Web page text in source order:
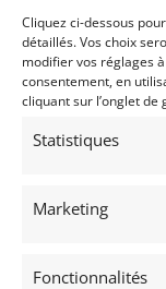
Cliquez ci-dessous
détaillés. Vos choix
modifier vos réglages
consentement, en
cliquant sur l’onglet de
Statistiques
Marketing
Fonctionnalités
Vendu par : Indy